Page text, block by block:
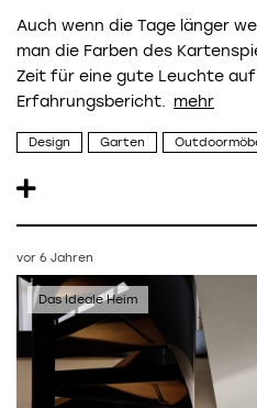
Auch wenn die Tage länger
man die Farben des
Zeit für eine gute Leuchte auf
Erfahrungsbericht.
Design Garten
vor 6 Jahren